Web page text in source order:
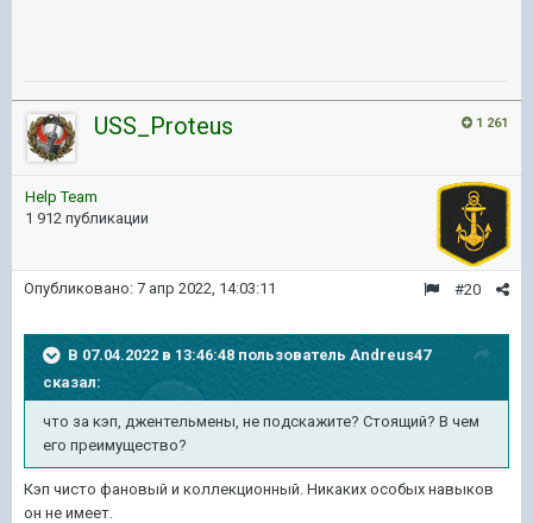
1 261
USS_Proteus
Help Team
1 912 публикации
#20
Опубликовано: 7 апр 2022, 14:03:11
В 07.04.2022 в 13:46:48 пользователь Andreus47
сказал:
что за кэп, джентельмены, не подскажите? Стоящий? В чем
его преимущество?
Кэп чисто фановый и коллекционный. Никаких особых навыков
он не имеет.